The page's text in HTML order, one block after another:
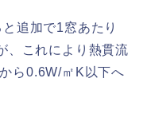
追加で1窓あたり
、これにより熱貫流
ら0.6W/㎡K以下へ